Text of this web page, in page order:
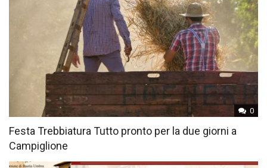
0
Festa Trebbiatura Tutto pronto per la due giorni a
Campiglione